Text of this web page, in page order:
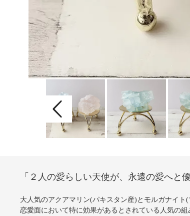
「２人の愛らしい天使が、永遠の愛へと
大人気のアクアマリン(パキスタン産)とモルガナイト
恋愛面において特に効果があるとされている人気の